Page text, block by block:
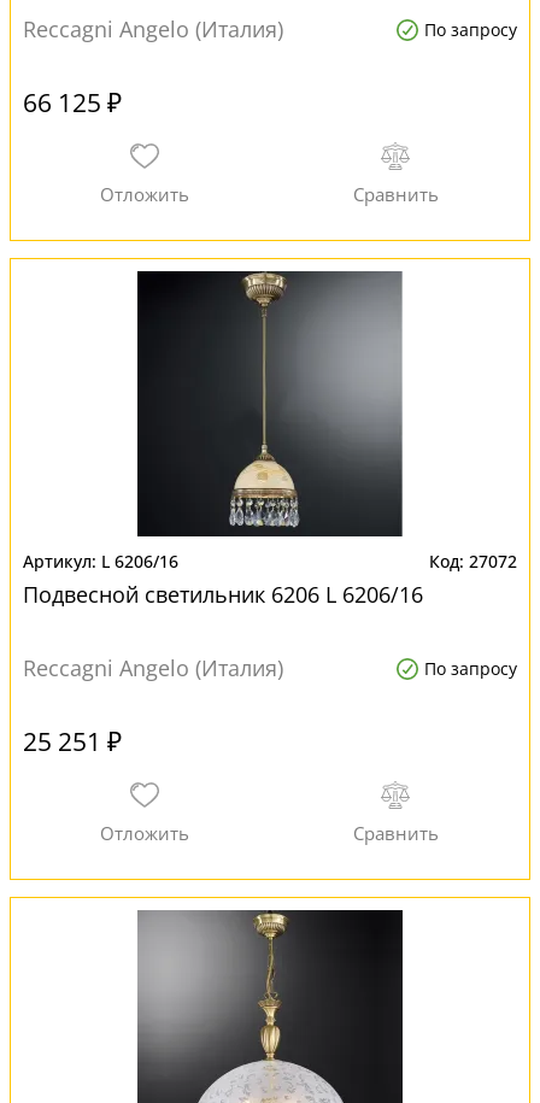
Reccagni Angelo (Италия) По запросу
66 125 ₽
L 6206/16 27072
Подвесной светильник 6206 L 6206/16
Reccagni Angelo (Италия) По запросу
25 251 ₽